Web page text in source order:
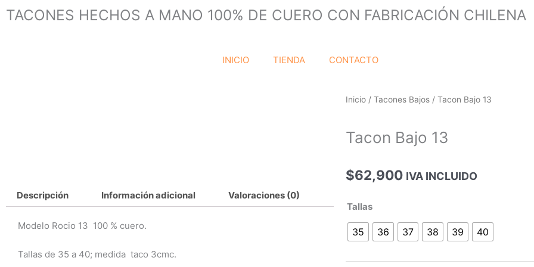
TACONES HECHOS A MANO 100% DE CUERO CON FABRICACIÓN CHILENA
INICIO TIENDA CONTACTO
Descripción Información adicional Valoraciones (0)
Modelo Rocio 13 100 % cuero.
Tallas de 35 a 40; medida taco 3cmc.
Inicio / Tacones Bajos / Tacon Bajo 13
Tacon Bajo 13
$62,900 IVA INCLUIDO
Tallas
35 36 37 38 39 40
Tacon
13